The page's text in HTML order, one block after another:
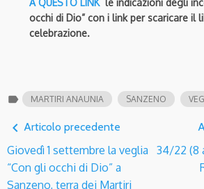
A QUESTO LINK le indicazioni degli
occhi di Dio” con i link per scaricare il
celebrazione.
label MARTIRI ANAUNIA SANZENO
navigate_before Articolo precedente
Giovedì 1 settembre la veglia
“Con gli occhi di Dio” a
Sanzeno, terra dei Martiri
34/22 (8